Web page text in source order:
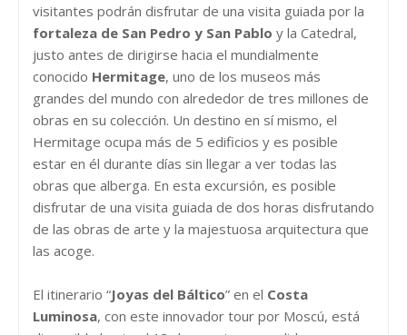
visitantes podrán disfrutar de una visita guiada por la
fortaleza de San Pedro y San Pablo y la Catedral,
justo antes de dirigirse hacia el mundialmente
conocido Hermitage, uno de los museos más
grandes del mundo con alrededor de tres millones de
obras en su colección. Un destino en sí mismo, el
Hermitage ocupa más de 5 edificios y es posible
estar en él durante días sin llegar a ver todas las
obras que alberga. En esta excursión, es posible
disfrutar de una visita guiada de dos horas disfrutando
de las obras de arte y la majestuosa arquitectura que
las acoge.
El itinerario “Joyas del Báltico” en el Costa
Luminosa, con este innovador tour por Moscú, está